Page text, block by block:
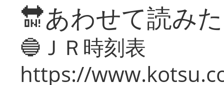
🔛あわせて読み
🔵ＪＲ時刻表
https://